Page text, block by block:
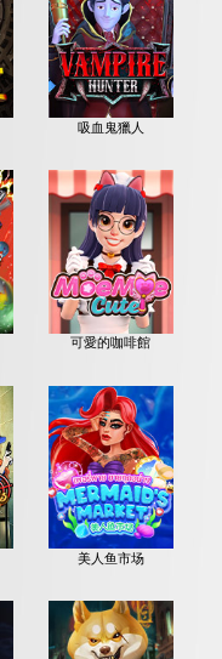
吸血鬼獵人
可愛的咖啡館
美人鱼市场